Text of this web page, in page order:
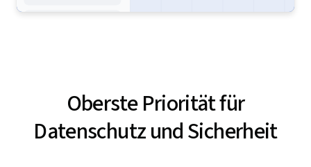
Oberste Priorität für
Datenschutz und Sicherheit